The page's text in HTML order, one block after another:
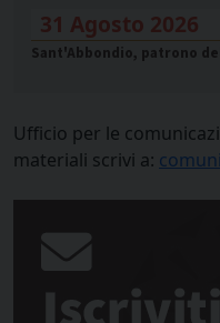
31 Agosto 2026
Sant'Abbondio, patrono
Ufficio per le
materiali scrivi a: